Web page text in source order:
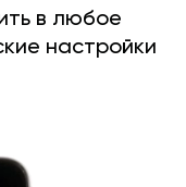
в любое
настройки